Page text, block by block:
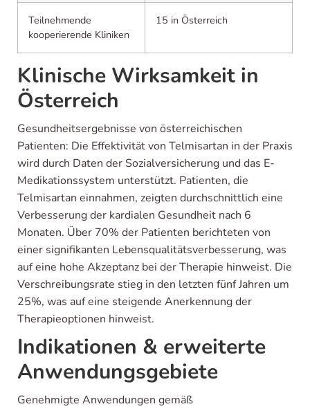
Teilnehmende
kooperierende Kliniken
15 in Österreich
Klinische Wirksamkeit in
Österreich
Gesundheits­ergebnisse von österreichischen
Patienten: Die Effektivität von Telmisartan in der Praxis
wird durch Daten der Sozialversicherung und das E-
Medikationssystem unterstützt. Patienten, die
Telmisartan einnahmen, zeigten durchschnittlich eine
Verbesserung der kardialen Gesundheit nach 6
Monaten. Über 70% der Patienten berichteten von
einer signifikanten Lebensqualitätsverbesserung, was
auf eine hohe Akzeptanz bei der Therapie hinweist. Die
Verschreibungsrate stieg in den letzten fünf Jahren um
25%, was auf eine steigende Anerkennung der
Therapieoptionen hinweist.
Indikationen & erweiterte
Anwendungsgebiete
Genehmigte Anwendungen gemäß